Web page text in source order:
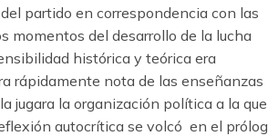
partido en correspondencia con las
momentos del desarrollo de la lucha
histórica y teórica era
rápidamente nota de las enseñanzas
jugara la organización política a la que
autocrítica se volcó en el